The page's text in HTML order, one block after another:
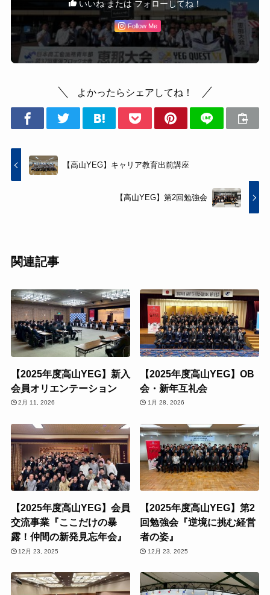
いいね または フォローしてね！
Follow Me
よかったらシェアしてね！
【高山YEG】キャリア教育出前講座
【高山YEG】第2回勉強会
関連記事
【2025年度高山YEG】新入
会員オリエンテーション
2月 11, 2026
【2025年度高山YEG】OB
会・新年互礼会
1月 28, 2026
【2025年度高山YEG】会員
交流事業『ここだけの暴
露！仲間の新発見忘年会』
12月 23, 2025
【2025年度高山YEG】第2
回勉強会『逆境に挑む経営
者の姿』
12月 23, 2025